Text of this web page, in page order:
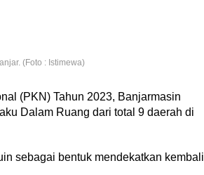
(Foto : Istimewa)
(PKN) Tahun 2023, Banjarmasin
Dalam Ruang dari total 9 daerah di
sebagai bentuk mendekatkan kembali